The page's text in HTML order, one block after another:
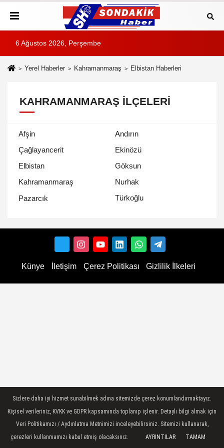
6 Ağustos 2026, Perşembe
Yerel Haberler Kahramanmaraş Elbistan Haberleri
KAHRAMANMARAŞ İLÇELERI
Afşin
Andırın
Çağlayancerit
Ekinözü
Elbistan
Göksun
Kahramanmaraş
Nurhak
Pazarcık
Türkoğlu
Künye İletişim Çerez Politikası Gizlilik İlkeleri
Sizlere daha iyi hizmet sunabilmek adına sitemizde çerez konumlandırmaktayız.
Kişisel verileriniz, KVKK ve GDPR kapsamında toplanıp işlenir. Detaylı bilgi almak için
Veri Politikamızı / Aydınlatma Metnimizi inceleyebilirsiniz. Sitemizi kullanarak,
çerezleri kullanmamızı kabul etmiş olacaksınız.
AYRINTILAR TAMAM